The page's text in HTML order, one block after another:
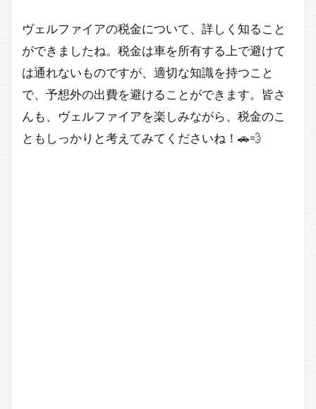
ヴェルファイアの税金について、詳しく知ること
ができましたね。税金は車を所有する上で避けて
は通れないものですが、適切な知識を持つこと
で、予想外の出費を避けることができます。皆さ
んも、ヴェルファイアを楽しみながら、税金のこ
ともしっかりと考えてみてくださいね！🚗💨